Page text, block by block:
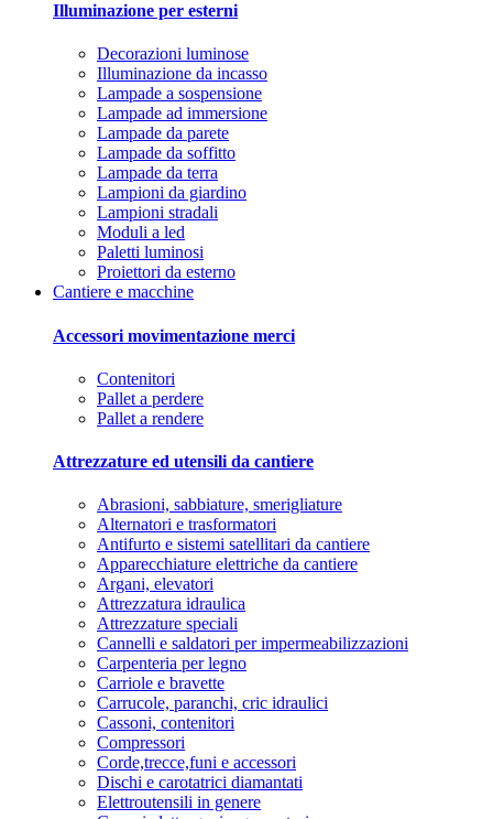
Illuminazione per esterni
Decorazioni luminose
Illuminazione da incasso
Lampade a sospensione
Lampade ad immersione
Lampade da parete
Lampade da soffitto
Lampade da terra
Lampioni da giardino
Lampioni stradali
Moduli a led
Paletti luminosi
Proiettori da esterno
Cantiere e macchine
Accessori movimentazione merci
Contenitori
Pallet a perdere
Pallet a rendere
Attrezzature ed utensili da cantiere
Abrasioni, sabbiature, smerigliature
Alternatori e trasformatori
Antifurto e sistemi satellitari da cantiere
Apparecchiature elettriche da cantiere
Argani, elevatori
Attrezzatura idraulica
Attrezzature speciali
Cannelli e saldatori per impermeabilizzazioni
Carpenteria per legno
Carriole e bravette
Carrucole, paranchi, cric idraulici
Cassoni, contenitori
Compressori
Corde,trecce,funi e accessori
Dischi e carotatrici diamantati
Elettroutensili in genere